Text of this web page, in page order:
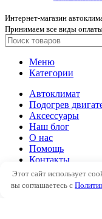
Интернет-магазин
Принимаем все виды
Меню
Категории
Автоклимат
Подогрев
Аксессуары
Наш блог
О нас
Помощь
Контакты
Автоклимат
Подогрев
Этот сайт использует
вы соглашаетесь с